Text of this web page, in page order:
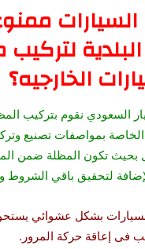
الخارجيه؟
السعودي نقوم بتركيب
بمواصفات تصنيع
بحيث تكون المظلة ضمن
لتحقيق باقي الشروط
بشكل عشوائي
فى إعاقة حركة المرور.